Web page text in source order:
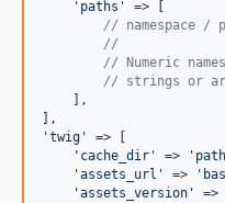
' paths '
=> [
// namespace /
//
// Numeric
// strings or
    ],
'twig '
=> [
' cache_dir ' => '
'assets_url ' => '
'assets_version ' =>